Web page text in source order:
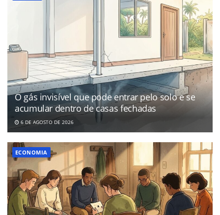
O gás invisível que pode entrar pelo solo e se
acumular dentro de casas fechadas
6 DE AGOSTO DE 2026
ECONOMIA